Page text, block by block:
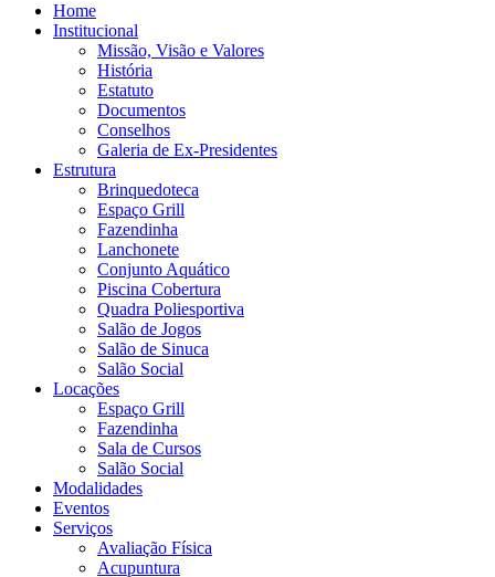
Home
Institucional
Missão, Visão e Valores
História
Estatuto
Documentos
Conselhos
Galeria de Ex-Presidentes
Estrutura
Brinquedoteca
Espaço Grill
Fazendinha
Lanchonete
Conjunto Aquático
Piscina Cobertura
Quadra Poliesportiva
Salão de Jogos
Salão de Sinuca
Salão Social
Locações
Espaço Grill
Fazendinha
Sala de Cursos
Salão Social
Modalidades
Eventos
Serviços
Avaliação Física
Acupuntura